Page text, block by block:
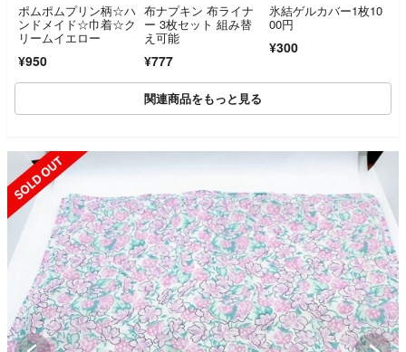
ポムポムプリン柄☆ハ
ンドメイド☆巾着☆ク
リームイエロー
¥950
布ナプキン 布ライナ
ー 3枚セット 組み替
え可能
¥777
氷結ゲルカバー1枚10
00円
¥300
関連商品をもっと見る